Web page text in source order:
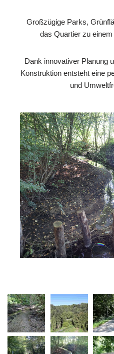
Großzügige Parks,
das Quartier zu
Dank innovativer Planung
Konstruktion entsteht eine
und